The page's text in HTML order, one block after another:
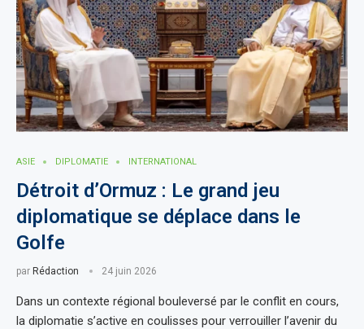
ASIE DIPLOMATIE INTERNATIONAL
Détroit d’Ormuz : Le grand jeu
diplomatique se déplace dans le
Golfe
par Rédaction 24 juin 2026
Dans un contexte régional bouleversé par le conflit en cours,
la diplomatie s’active en coulisses pour verrouiller l’avenir du